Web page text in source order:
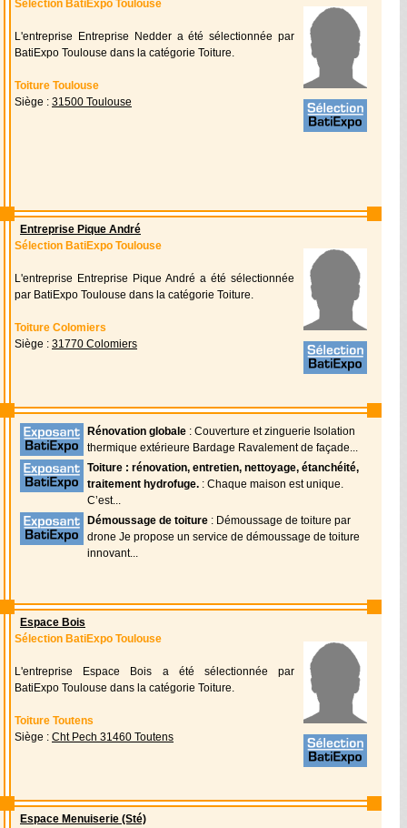
Sélection BatiExpo Toulouse
L'entreprise Entreprise Nedder a été sélectionnée par
BatiExpo Toulouse dans la catégorie Toiture.
Toiture Toulouse
Siège : 31500 Toulouse
Entreprise Pique André
Sélection BatiExpo Toulouse
L'entreprise Entreprise Pique André a été sélectionnée
par BatiExpo Toulouse dans la catégorie Toiture.
Toiture Colomiers
Siège : 31770 Colomiers
Rénovation globale : Couverture et zinguerie Isolation
thermique extérieure Bardage Ravalement de façade...
Toiture : rénovation, entretien, nettoyage, étanchéité,
traitement hydrofuge. : Chaque maison est unique.
C’est...
Démoussage de toiture : Démoussage de toiture par
drone Je propose un service de démoussage de toiture
innovant...
Espace Bois
Sélection BatiExpo Toulouse
L'entreprise Espace Bois a été sélectionnée par
BatiExpo Toulouse dans la catégorie Toiture.
Toiture Toutens
Siège : Cht Pech 31460 Toutens
Espace Menuiserie (Sté)